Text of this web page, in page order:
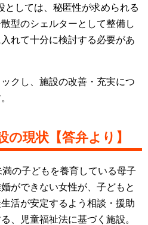
としては、秘匿性が求められる
型のシェルターとして整備し
れて十分に検討する必要があ
クし、施設の改善・充実につ
の現状【答弁より】
の子どもを養育している母子
ができない女性が、子どもと
活が安定するよう相談・援助
、児童福祉法に基づく施設。